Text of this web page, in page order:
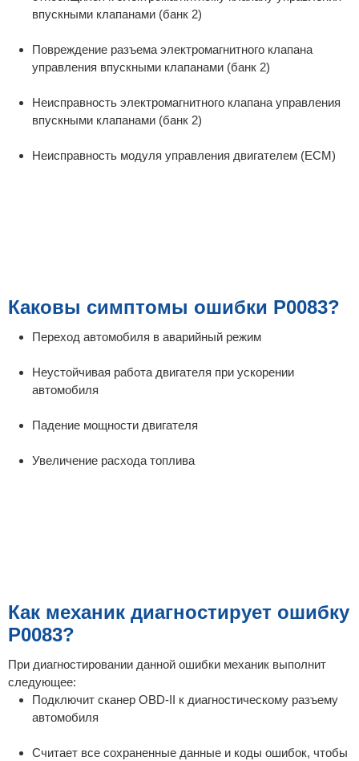
впускными клапанами (банк 2)
Повреждение разъема электромагнитного клапана
управления впускными клапанами (банк 2)
Неисправность электромагнитного клапана управления
впускными клапанами (банк 2)
Неисправность модуля управления двигателем (ECM)
Каковы симптомы ошибки P0083?
Переход автомобиля в аварийный режим
Неустойчивая работа двигателя при ускорении
автомобиля
Падение мощности двигателя
Увеличение расхода топлива
Как механик диагностирует ошибку
P0083?
При диагностировании данной ошибки механик выполнит
следующее:
Подключит сканер OBD-II к диагностическому разъему
автомобиля
Считает все сохраненные данные и коды ошибок, чтобы